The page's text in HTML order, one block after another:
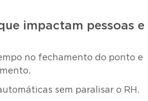
impactam pessoas e
no fechamento do ponto e
sem paralisar o RH.